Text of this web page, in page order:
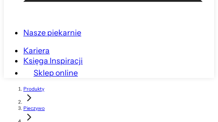
Nasze piekarnie
Kariera
Księga Inspiracji
Sklep online
Produkty
Pieczywo